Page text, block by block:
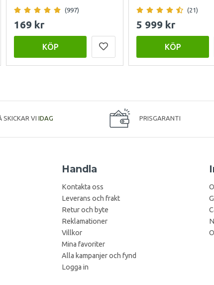
(997)
169 kr
KÖP
(21)
5 999 kr
KÖP
SKICKAR VI IDAG PRISGARANTI
Handla
Kontakta oss
Leverans och frakt
Retur och byte
Reklamationer
Villkor
Mina favoriter
Alla kampanjer och fynd
Logga in